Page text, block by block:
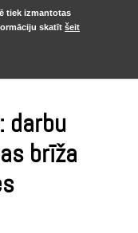
darbu
brīža
tiek izmantotas
skatīt šeit